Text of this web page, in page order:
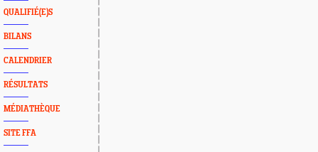
QUALIFIÉ(E)S
BILANS
CALENDRIER
RÉSULTATS
MÉDIATHÈQUE
SITE FFA